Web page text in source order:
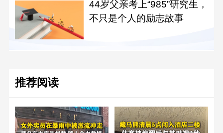
44岁父亲考上“985”研究生，
不只是个人的励志故事
推荐阅读